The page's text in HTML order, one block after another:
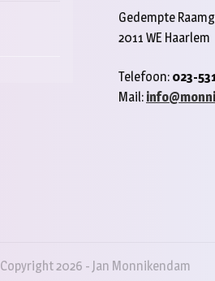
Gedempte
2011 WE Haarlem
Telefoon: 023-
Mail:
Copyright 2026 - Jan Monnikendam